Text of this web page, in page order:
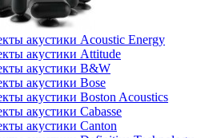
акустики Acoustic Energy
акустики Attitude
акустики B&W
акустики Bose
акустики Boston Acoustics
акустики Cabasse
акустики Canton